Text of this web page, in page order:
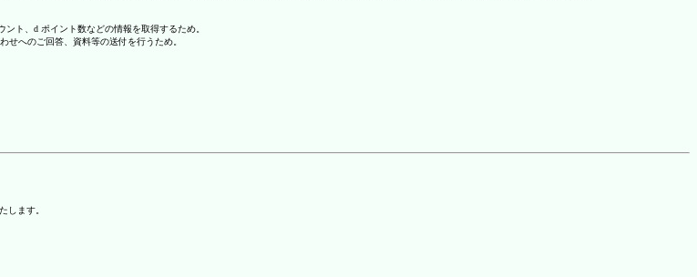
ト、d ポイント数などの情報を取得するため。
せへのご回答、資料等の送付を行うため。
します。